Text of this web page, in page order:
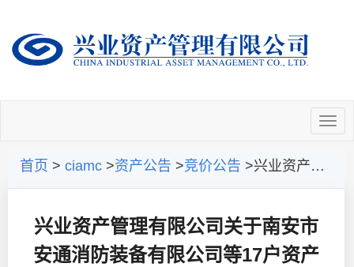
首页 > ciamc >资产公告 >竞价公告 >兴业资产管理有限公司关于南安市安通消防装备有限公司等17户资产包处置的公告
兴业资产管理有限公司关于南安市
安通消防装备有限公司等17户资产